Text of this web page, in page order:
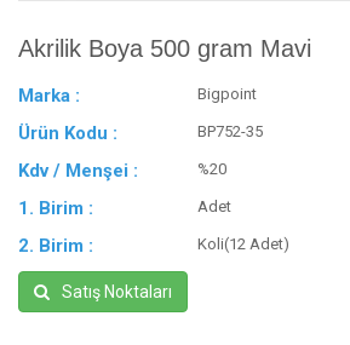
Akrilik Boya 500 gram Mavi
Marka : Bigpoint
Ürün Kodu : BP752-35
Kdv / Menşei : %20
1. Birim : Adet
2. Birim : Koli(12 Adet)
Satış Noktaları